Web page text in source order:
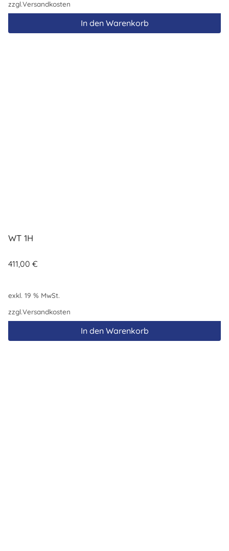
zzgl.Versandkosten
In den Warenkorb
WT 1H
411,00 €
exkl. 19 % MwSt.
zzgl.Versandkosten
In den Warenkorb